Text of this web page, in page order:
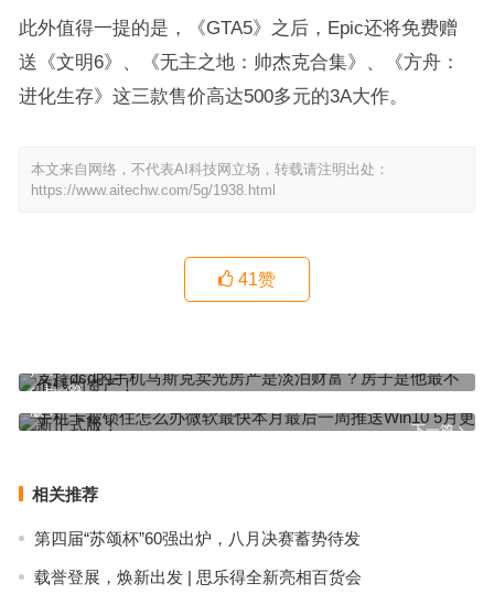
此外值得一提的是，《GTA5》之后，Epic还将免费赠
送《文明6》、《无主之地：帅杰克合集》、《方舟：
进化生存》这三款售价高达500多元的3A大作。
本文来自网络，不代表AI科技网立场，转载请注明出处：
https://www.aitechw.com/5g/1938.html
41赞
上一篇
产！
下一篇
手机卡被锁住怎么办微软最快本月最后一周推送Win10 5月更新正式
版！
相关推荐
第四届“苏颂杯”60强出炉，八月决赛蓄势待发
载誉登展，焕新出发 | 思乐得全新亮相百货会